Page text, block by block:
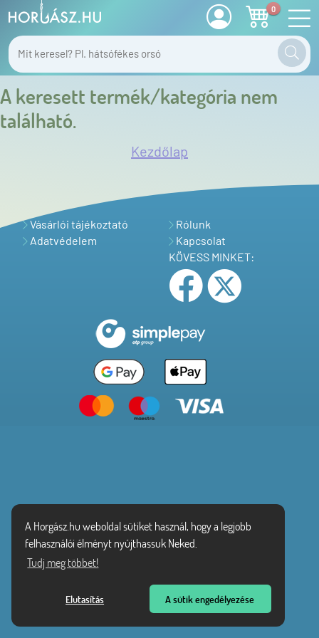
A Horgász.hu weboldal sütiket használ, hogy a legjobb
felhasználói élményt nyújthassuk Neked.
Tudj meg többet!
Elutasítás A sütik engedélyezése
0
A keresett termék/kategória nem
található.
Kezdőlap
Vásárlói tájékoztató
Adatvédelem
Rólunk
Kapcsolat
KÖVESS MINKET: